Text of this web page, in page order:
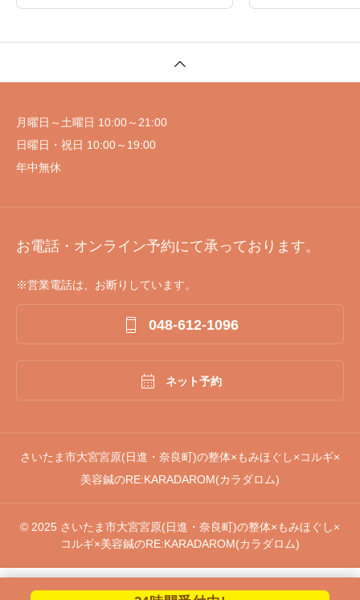
ト2
月曜日～土曜日 10:00～21:00
日曜日・祝日 10:00～19:00
年中無休
お電話・オンライン予約にて承っております。
※営業電話は、お断りしています。
 048-612-1096
 ネット予約
さいたま市大宮宮原(日進・奈良町)の整体×もみほぐし×コルギ×
美容鍼のRE:KARADAROM(カラダロム)
© 2025 さいたま市大宮宮原(日進・奈良町)の整体×もみほぐし×
コルギ×美容鍼のRE:KARADAROM(カラダロム)